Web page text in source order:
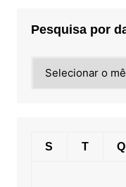
Pesquisa por
por
S T Q